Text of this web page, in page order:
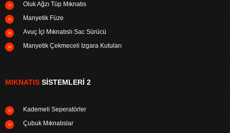
Oluk Ağzı Tüp Mıknatıs
Manyetik Füze
Avuç İçi Mıknatıslı Sac Sürücü
Manyetik Çekmeceli Izgara Kutuları
MIKNATISSISTEMLERI 2
Kademeli Seperatörler
Çubuk Mıknatıslar